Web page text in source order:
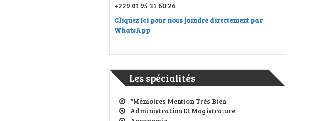
+229 01 95 33 60 26
Cliquez Ici pour nous joindre directement par
WhatsApp
Les spécialités
*Mémoires Mention Très Bien
Administration Et Magistrature